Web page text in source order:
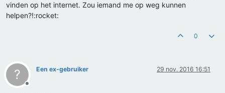
vinden op het internet. Zou iemand me op weg kunnen
helpen?!:rocket:
0
?
Offline
Een ex-gebruiker 29 nov. 2016 16:51